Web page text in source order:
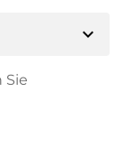
expand_more
Sie